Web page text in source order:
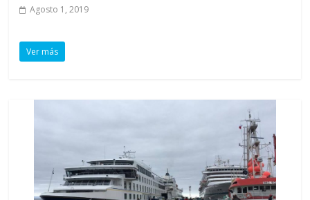
Agosto 1, 2019
Ver más